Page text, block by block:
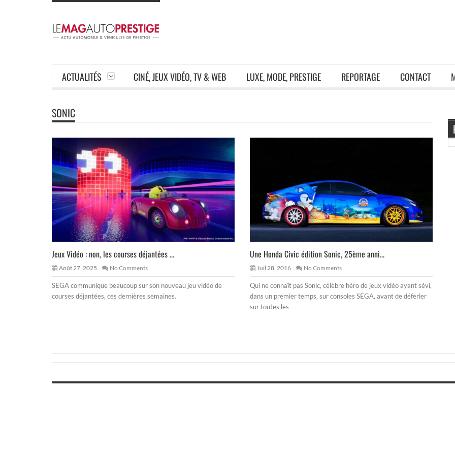
ACTUALITÉS CINÉ, JEUX VIDÉO, TV & WEB LUXE, MODE, PRESTIGE REPORTAGE CONTACT
SONIC
Jeux Vidéo : non, les courses déjantées ...
Août 27, 2025 No Comments
SEGA communique beaucoup sur son nouveau jeu vidéo de
courses déjantées, ces dernières semaines.
Une Honda Civic édition Sonic, 25ème anni...
Juil 28, 2016 No Comments
Qui ne connaît pas Sonic, célèbre héro de jeux vidéo ayant sévi,
dans un premier temps, sur consoles SEGA, avant de déferler
sur toutes les